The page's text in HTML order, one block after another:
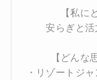
【私に
安らぎと活
【どんな
・リゾートジ